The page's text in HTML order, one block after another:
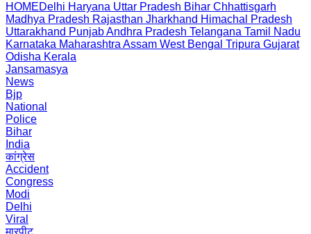
HOMEDelhi Haryana Uttar Pradesh Bihar Chhattisgarh
Madhya Pradesh Rajasthan Jharkhand Himachal Pradesh
Uttarakhand PunjabAndhra Pradesh Telangana Tamil Nadu
Karnataka Maharashtra Assam West Bengal Tripura Gujarat
Odisha Kerala
Jansamasya
News
Bjp
National
Police
Bihar
India
कांग्रेस
Accident
Congress
Modi
Delhi
Viral
मारपीट